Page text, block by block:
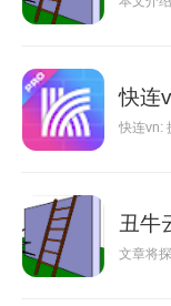
快连
快连vn:
丑牛
文章将